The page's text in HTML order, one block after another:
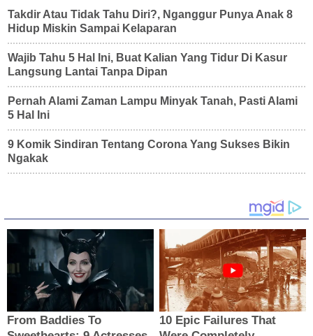
Takdir Atau Tidak Tahu Diri?, Nganggur Punya Anak 8
Hidup Miskin Sampai Kelaparan
Wajib Tahu 5 Hal Ini, Buat Kalian Yang Tidur Di Kasur
Langsung Lantai Tanpa Dipan
Pernah Alami Zaman Lampu Minyak Tanah, Pasti Alami
5 Hal Ini
9 Komik Sindiran Tentang Corona Yang Sukses Bikin
Ngakak